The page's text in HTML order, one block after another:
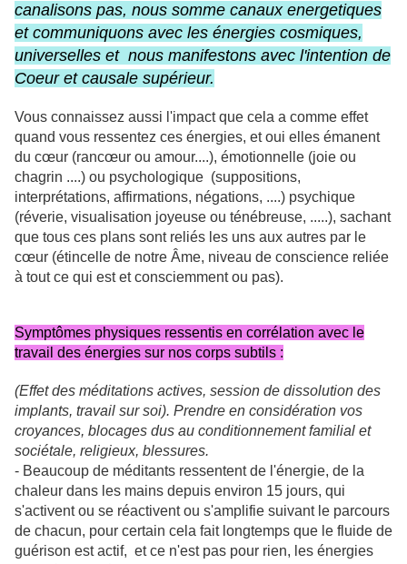
canalisons pas, nous somme canaux energetiques
et communiquons avec les énergies cosmiques,
universelles et nous manifestons avec l'intention de
Coeur et causale supérieur.
Vous connaissez aussi l'impact que cela a comme effet
quand vous ressentez ces énergies, et oui elles émanent
du cœur (rancœur ou amour....), émotionnelle (joie ou
chagrin ....) ou psychologique (suppositions,
interprétations, affirmations, négations, ....) psychique
(réverie, visualisation joyeuse ou ténébreuse, .....), sachant
que tous ces plans sont reliés les uns aux autres par le
cœur (étincelle de notre Âme, niveau de conscience reliée
à tout ce qui est et consciemment ou pas).
Symptômes physiques ressentis en corrélation avec le
travail des énergies sur nos corps subtils :
(Effet des méditations actives, session de dissolution des
implants, travail sur soi). Prendre en considération vos
croyances, blocages dus au conditionnement familial et
sociétale, religieux, blessures.
- Beaucoup de méditants ressentent de l'énergie, de la
chaleur dans les mains depuis environ 15 jours, qui
s'activent ou se réactivent ou s'amplifie suivant le parcours
de chacun, pour certain cela fait longtemps que le fluide de
guérison est actif, et ce n'est pas pour rien, les énergies